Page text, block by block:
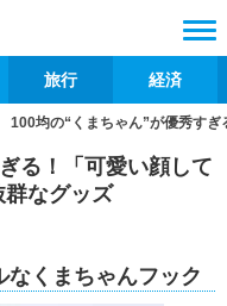
旅行 経済
100均の“くまちゃん”が優秀す
る！「可愛い顔して
なグッズ
くまちゃんフック